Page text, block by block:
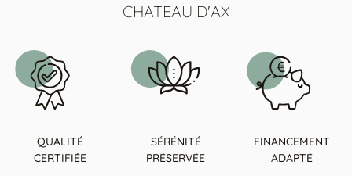
CHATEAU D'AX
QUALITÉ
CERTIFIÉE
SÉRÉNITÉ
PRÉSERVÉE
FINANCEMENT
ADAPTÉ